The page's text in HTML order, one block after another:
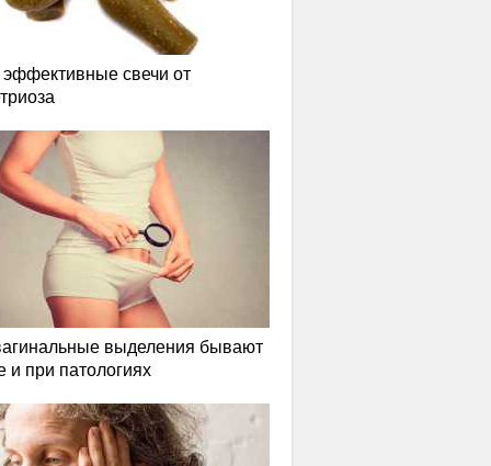
свечи от
выделения бывают
и при патологиях